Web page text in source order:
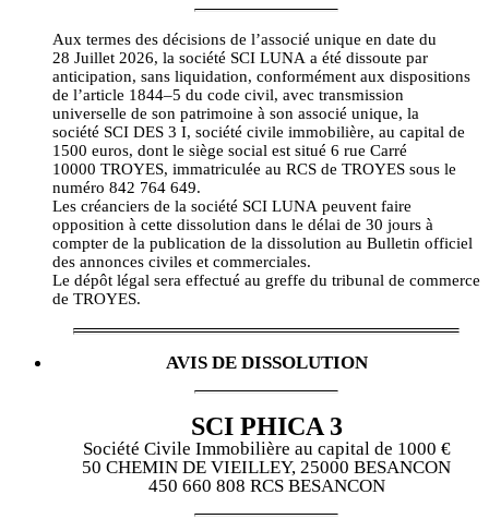
Aux termes des décisions de l’associé unique en date du
28 Juillet 2026, la société SCI LUNA a été dissoute par
anticipation, sans liquidation, conformément aux dispositions
de l’article 1844–5 du code civil, avec transmission
universelle de son patrimoine à son associé unique, la
société SCI DES 3 I, société civile immobilière, au capital de
1500 euros, dont le siège social est situé 6 rue Carré
10000 TROYES, immatriculée au RCS de TROYES sous le
numéro 842 764 649.
Les créanciers de la société SCI LUNA peuvent faire
opposition à cette dissolution dans le délai de 30 jours à
compter de la publication de la dissolution au Bulletin officiel
des annonces civiles et commerciales.
Le dépôt légal sera effectué au greffe du tribunal de commerce
de TROYES.
AVIS DE DISSOLUTION
SCI PHICA 3
Société Civile Immobilière au capital de 1000 €
50 CHEMIN DE VIEILLEY, 25000 BESANCON
450 660 808 RCS BESANCON